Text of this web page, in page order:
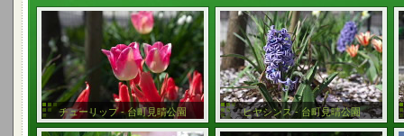
チューリップ - 台町見晴公園 ヒヤシンス - 台町見晴公園